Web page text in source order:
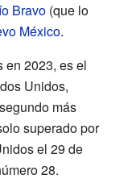
Bravo (que lo
México.
en 2023, es el
Unidos,
más
superado por
el 29 de
28.